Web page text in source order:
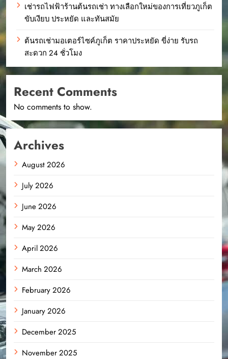
เช่ารถไฟฟ้าร้านต้นรถเช่า ทางเลือกใหม่ของการเที่ยวภูเก็ต
ขับเงียบ ประหยัด และทันสมัย
ต้นรถเช่ามอเตอร์ไซค์ภูเก็ต ราคาประหยัด ขี่ง่าย รับรถ
สะดวก 24 ชั่วโมง
Recent Comments
No comments to show.
Archives
August 2026
July 2026
June 2026
May 2026
April 2026
March 2026
February 2026
January 2026
December 2025
November 2025